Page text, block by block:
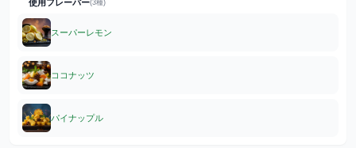
使用フレーバー(3種)
スーパーレモン
ココナッツ
パイナップル